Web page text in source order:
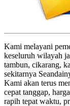
Kami melayani
keseluruh wilayah
tambun, cikarang,
sekitarnya
Kami akan terus
cepat tanggap,
rapih tepat waktu,